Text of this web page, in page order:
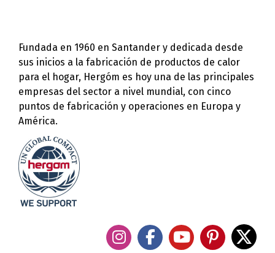
Fundada en 1960 en Santander y dedicada desde
sus inicios a la fabricación de productos de calor
para el hogar, Hergóm es hoy una de las principales
empresas del sector a nivel mundial, con cinco
puntos de fabricación y operaciones en Europa y
América.